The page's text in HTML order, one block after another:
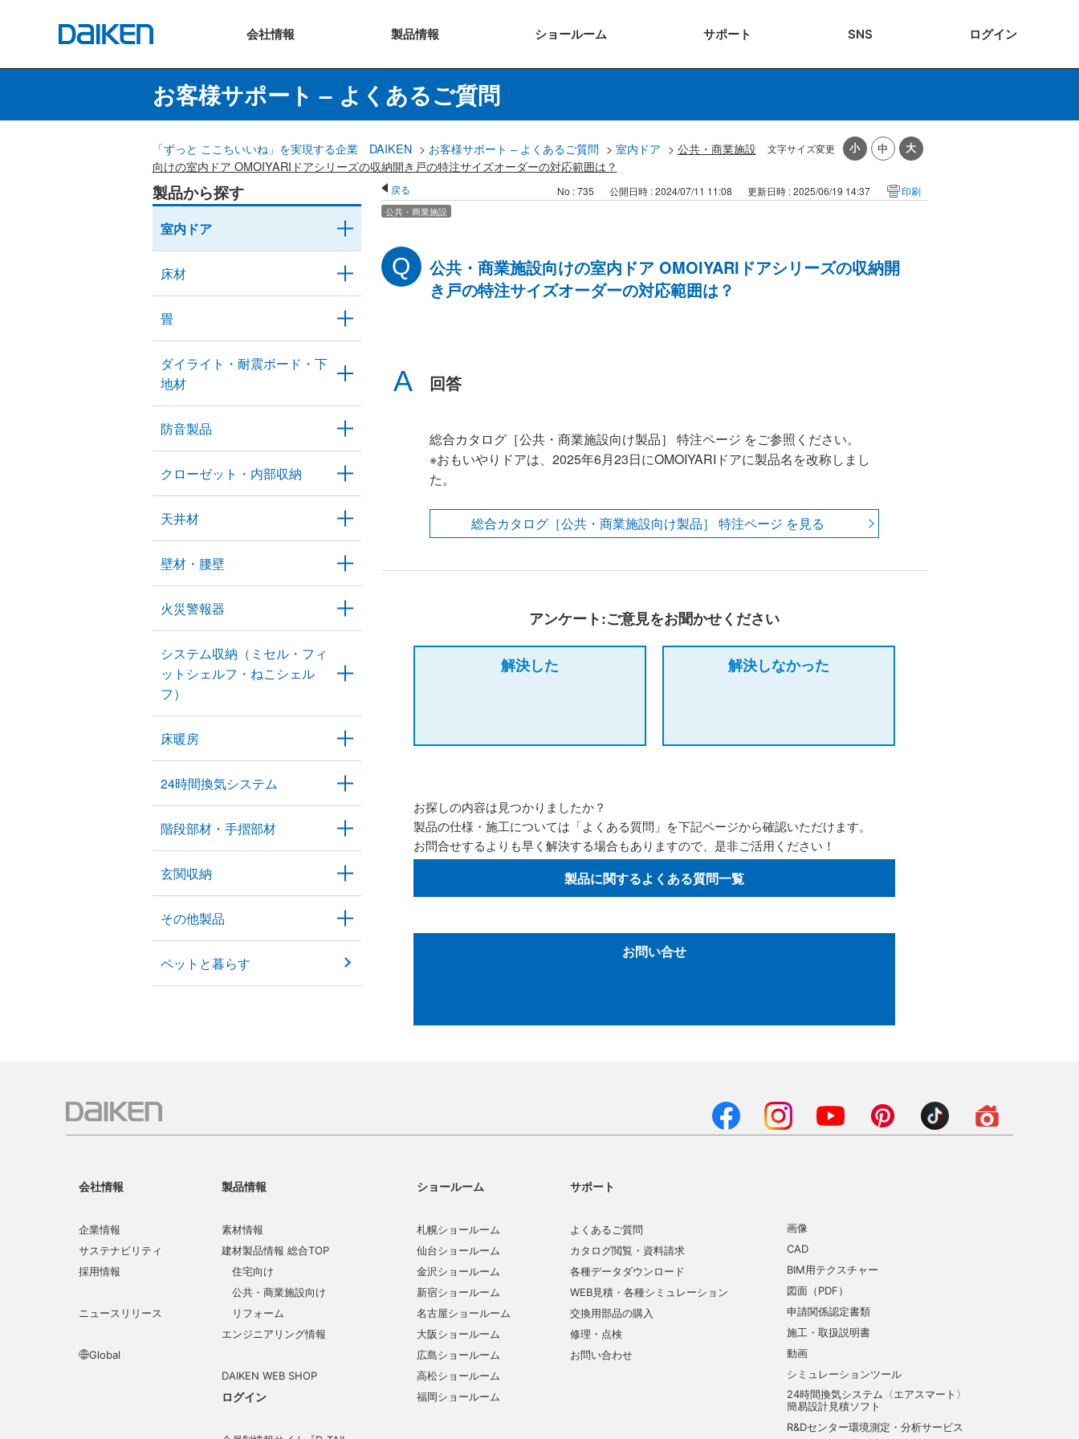
会社情報 製品情報 ショールーム サポート SNS ログイン
お客様サポート – よくあるご質問
文字サイズ変更
「ずっと ここちいいね」を実現する企業 DAIKEN > お客様サポート – よくあるご質問 > 室内ドア > 公共・商業施設
向けの室内ドア OMOIYARIドアシリーズの収納開き戸の特注サイズオーダーの対応範囲は？
製品から探す
室内ドア
床材
畳
ダイライト・耐震ボード・下
地材
防音製品
クローゼット・内部収納
天井材
壁材・腰壁
火災警報器
システム収納（ミセル・フィ
ットシェルフ・ねこシェル
フ）
床暖房
24時間換気システム
階段部材・手摺部材
玄関収納
その他製品
ペットと暮らす
戻る No : 735 公開日時 : 2024/07/11 11:08 更新日時 : 2025/06/19 14:37 印刷
公共・商業施設
公共・商業施設向けの室内ドア OMOIYARIドアシリーズの収納開
き戸の特注サイズオーダーの対応範囲は？
回答
総合カタログ［公共・商業施設向け製品］ 特注ページ をご参照ください。
※おもいやりドアは、2025年6月23日にOMOIYARIドアに製品名を改称しまし
た。
総合カタログ［公共・商業施設向け製品］ 特注ページ を見る
アンケート:ご意見をお聞かせください
解決した 解決しなかった
お探しの内容は見つかりましたか？
製品の仕様・施工については「よくある質問」を下記ページから確認いただけます。
お問合せするよりも早く解決する場合もありますので、是非ご活用ください！
製品に関するよくある質問一覧
お問い合せ
会社情報
企業情報
サステナビリティ
採用情報
ニュースリリース
Global
製品情報
素材情報
建材製品情報 総合TOP
住宅向け
公共・商業施設向け
リフォーム
エンジニアリング情報
DAIKEN WEB SHOP
ログイン
ショールーム
札幌ショールーム
仙台ショールーム
金沢ショールーム
新宿ショールーム
名古屋ショールーム
大阪ショールーム
広島ショールーム
高松ショールーム
福岡ショールーム
サポート
よくあるご質問
カタログ閲覧・資料請求
各種データダウンロード
WEB見積・各種シミュレーション
交換用部品の購入
修理・点検
お問い合わせ
画像
CAD
BIM用テクスチャー
図面（PDF）
申請関係認定書類
施工・取扱説明書
動画
シミュレーションツール
24時間換気システム〈エアスマート〉
簡易設計見積ソフト
R&Dセンター環境測定・分析サービス